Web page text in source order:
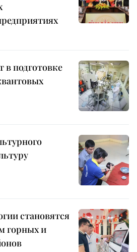
подготовке
становятся
горных и